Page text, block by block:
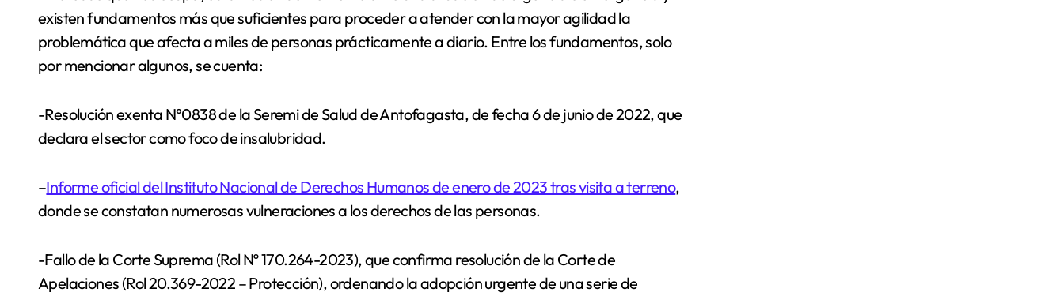
existen fundamentos más que suficientes para proceder a atender con la mayor agilidad la
problemática que afecta a miles de personas prácticamente a diario. Entre los fundamentos, solo
por mencionar algunos, se cuenta:
-Resolución exenta N°0838 de la Seremi de Salud de Antofagasta, de fecha 6 de junio de 2022, que
declara el sector como foco de insalubridad.
–Informe oficial del Instituto Nacional de Derechos Humanos de enero de 2023 tras visita a terreno,
donde se constatan numerosas vulneraciones a los derechos de las personas.
-Fallo de la Corte Suprema (Rol Nº 170.264-2023), que confirma resolución de la Corte de
Apelaciones (Rol 20.369-2022 – Protección), ordenando la adopción urgente de una serie de